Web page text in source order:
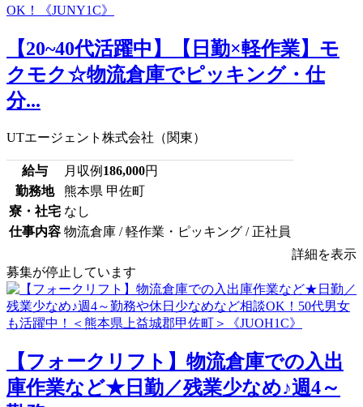
【20~40代活躍中】【日勤×軽作業】モ
クモク☆物流倉庫でピッキング・仕
分...
UTエージェント株式会社（関東）
給与 月収例 186,000円
勤務地
熊本県 甲佐町
寮・社宅 なし
仕事内容 物流倉庫 / 軽作業・ピッキング / 正社員
詳細を表示
募集が停止しています
【フォークリフト】物流倉庫での入出
庫作業など★日勤／残業少なめ♪週4～